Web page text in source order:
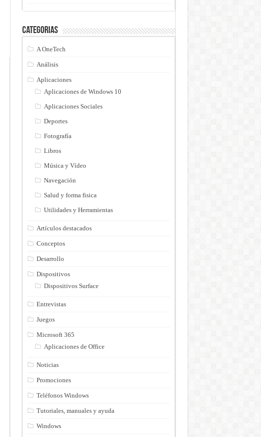
Categorias
A OneTech
Análisis
Aplicaciones
Aplicaciones de Windows 10
Aplicaciones Sociales
Deportes
Fotografía
Libros
Música y Vídeo
Navegación
Salud y forma fisica
Utilidades y Herramientas
Artículos destacados
Conceptos
Desarrollo
Dispositivos
Dispositivos Surface
Entrevistas
Juegos
Microsoft 365
Aplicaciones de Office
Noticias
Promociones
Teléfonos Windows
Tutoriales, manuales y ayuda
Windows